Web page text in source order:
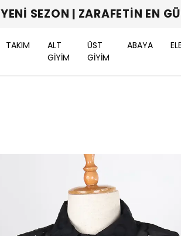
YENI SEZON | ZARAFETIN EN
TAKIM
ALT
GİYİM
ÜST
GİYİM
ABAYA